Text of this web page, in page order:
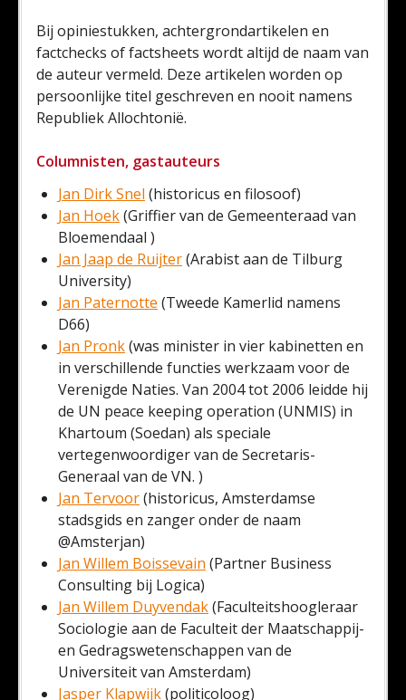
Bij opiniestukken, achtergrondartikelen en
factchecks of factsheets wordt altijd de naam van
de auteur vermeld. Deze artikelen worden op
persoonlijke titel geschreven en nooit namens
Republiek Allochtonië.
Columnisten, gastauteurs
Jan Dirk Snel (historicus en filosoof)
Jan Hoek(Griffier van de Gemeenteraad van
Bloemendaal )
Jan Jaap de Ruijter(Arabist aan de Tilburg
University)
Jan Paternotte (Tweede Kamerlid namens
D66)
Jan Pronk(was minister in vier kabinetten en
in verschillende functies werkzaam voor de
Verenigde Naties. Van 2004 tot 2006 leidde hij
de UN peace keeping operation (UNMIS) in
Khartoum (Soedan) als speciale
vertegenwoordiger van de Secretaris-
Generaal van de VN. )
Jan Tervoor(historicus, Amsterdamse
stadsgids en zanger onder de naam
@Amsterjan)
Jan Willem Boissevain (Partner Business
Consulting bij Logica)
Jan Willem Duyvendak(Faculteitshoogleraar
Sociologie aan de Faculteit der Maatschappij-
en Gedragswetenschappen van de
Universiteit van Amsterdam)
Jasper Klapwijk(politicoloog)